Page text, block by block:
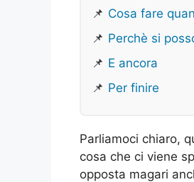
📌 Cosa fare
📌 Perchè si
📌 E ancora
📌 Per finire
Parliamoci chiaro,
cosa che ci viene
opposta magari